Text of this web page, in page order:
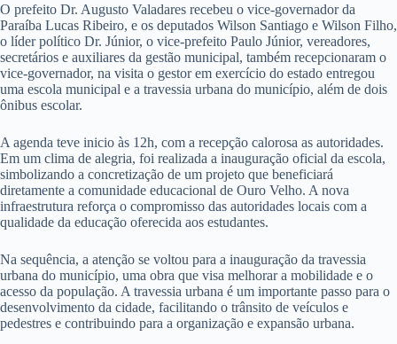
O prefeito Dr. Augusto Valadares recebeu o vice-governador da
Paraíba Lucas Ribeiro, e os deputados Wilson Santiago e Wilson Filho,
o líder político Dr. Júnior, o vice-prefeito Paulo Júnior, vereadores,
secretários e auxiliares da gestão municipal, também recepcionaram o
vice-governador, na visita o gestor em exercício do estado entregou
uma escola municipal e a travessia urbana do município, além de dois
ônibus escolar.
A agenda teve inicio às 12h, com a recepção calorosa as autoridades.
Em um clima de alegria, foi realizada a inauguração oficial da escola,
simbolizando a concretização de um projeto que beneficiará
diretamente a comunidade educacional de Ouro Velho. A nova
infraestrutura reforça o compromisso das autoridades locais com a
qualidade da educação oferecida aos estudantes.
Na sequência, a atenção se voltou para a inauguração da travessia
urbana do município, uma obra que visa melhorar a mobilidade e o
acesso da população. A travessia urbana é um importante passo para o
desenvolvimento da cidade, facilitando o trânsito de veículos e
pedestres e contribuindo para a organização e expansão urbana.